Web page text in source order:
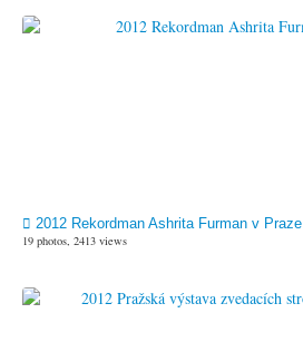
2012 Rekordman Ashrita Furman v Praze
19 photos, 2413 views